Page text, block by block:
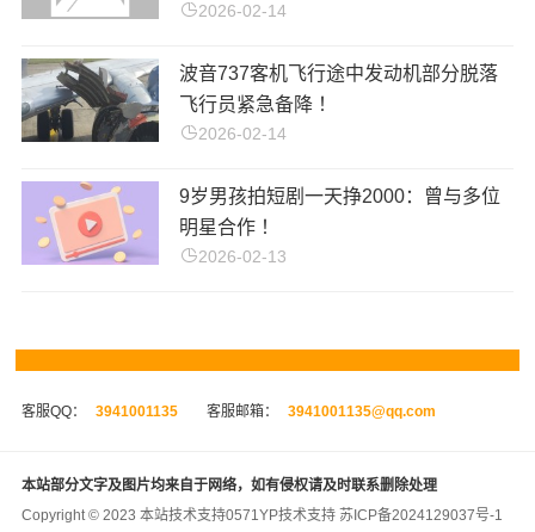
2026-02-14
波音737客机飞行途中发动机部分脱落
飞行员紧急备降 ！
2026-02-14
9岁男孩拍短剧一天挣2000：曾与多位
明星合作 ！
2026-02-13
客服QQ： 3941001135 客服邮箱： 3941001135@qq.com
本站部分文字及图片均来自于网络，如有侵权请及时联系删除处理
Copyright © 2023 本站技术支持0571YP技术支持 苏ICP备2024129037号-1